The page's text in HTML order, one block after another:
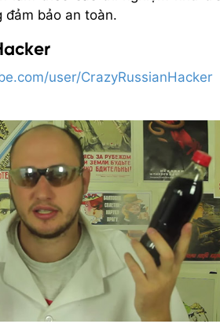
đảm bảo an toàn.
user/CrazyRussianHacker